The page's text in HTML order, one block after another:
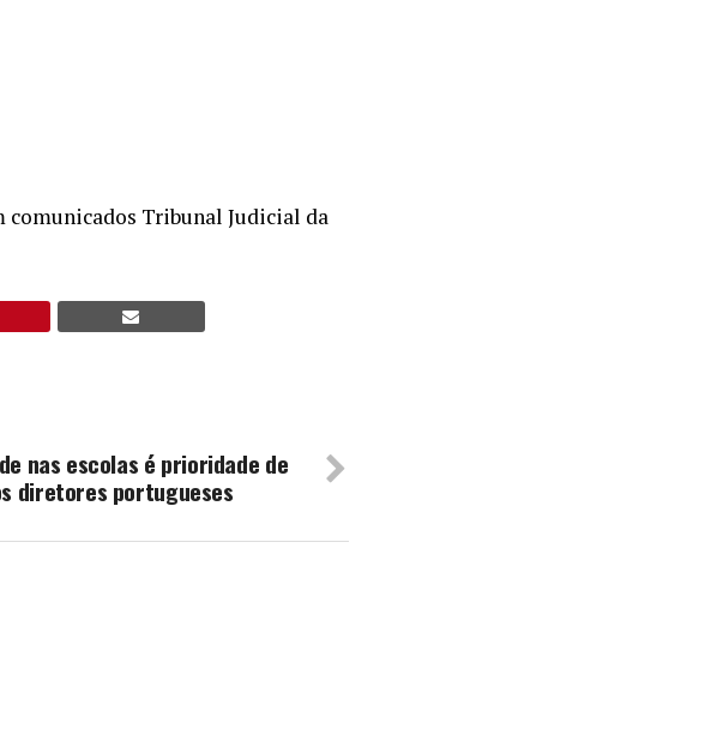
Tribunal Judicial da
nas escolas é prioridade de
diretores portugueses